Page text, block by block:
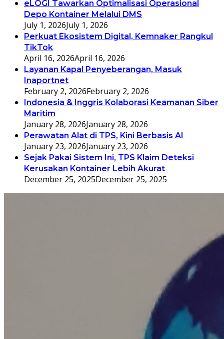
eLOGI Tawarkan Optimalisasi Operasional
Depo Kontainer Melalui DMS
July 1, 2026July 1, 2026
Perkuat Ekosistem Digital, Kemnaker Rangkul
TikTok
April 16, 2026April 16, 2026
Layanan Kapal Penyeberangan, Masuk
Inaportnet
February 2, 2026February 2, 2026
Indonesia & Inggris Kolaborasi Keamanan Siber
Maritim
January 28, 2026January 28, 2026
Perawatan Alat di TPS, Kini Berbasis AI
January 23, 2026January 23, 2026
Sejak Pakai Sistem Ini, TPS Klaim Deteksi
Kerusakan Kontainer Lebih Akurat
December 25, 2025December 25, 2025